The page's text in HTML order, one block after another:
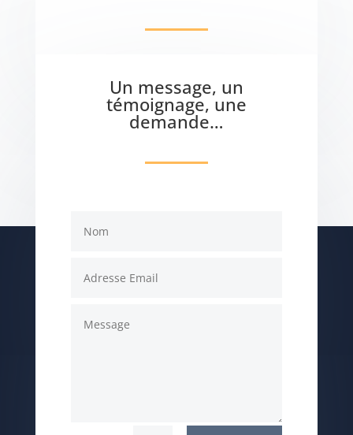
Un message, un
témoignage, une
demande…